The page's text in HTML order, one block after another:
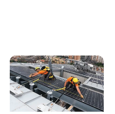
Training
-
Veilig
werken
op
hoogte